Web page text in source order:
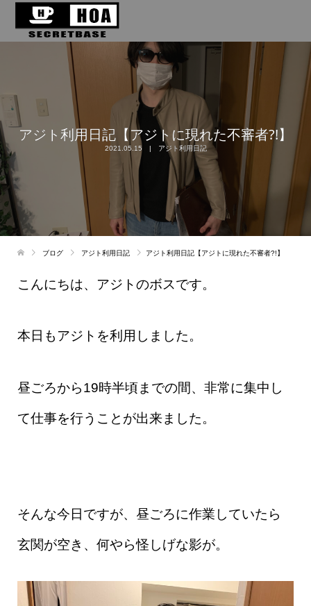
アジト利用日記【アジトに現れた不審者?!】
2021.05.15 アジト利用日記
ブログ アジト利用日記 アジト利用日記【アジトに現れた不審者?!】
こんにちは、アジトのボスです。
本日もアジトを利用しました。
昼ごろから19時半頃までの間、非常に集中し
て仕事を行うことが出来ました。
そんな今日ですが、昼ごろに作業していたら
玄関が空き、何やら怪しげな影が。